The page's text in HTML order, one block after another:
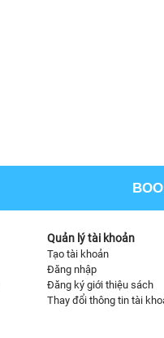
Quản lý tài khoản
Tạo tài khoản
Đăng nhập
Đăng ký giới thiệu sách
Thay đổi thông tin tài